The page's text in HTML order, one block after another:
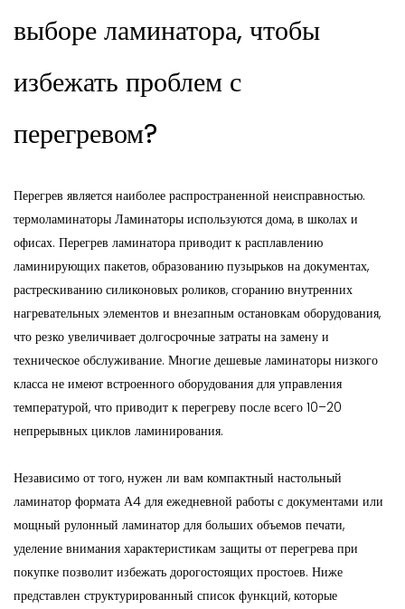
выборе ламинатора, чтобы
избежать проблем с
перегревом?
Перегрев является наиболее распространенной неисправностью.
термоламинаторы Ламинаторы используются дома, в школах и
офисах. Перегрев ламинатора приводит к расплавлению
ламинирующих пакетов, образованию пузырьков на документах,
растрескиванию силиконовых роликов, сгоранию внутренних
нагревательных элементов и внезапным остановкам оборудования,
что резко увеличивает долгосрочные затраты на замену и
техническое обслуживание. Многие дешевые ламинаторы низкого
класса не имеют встроенного оборудования для управления
температурой, что приводит к перегреву после всего 10–20
непрерывных циклов ламинирования.
Независимо от того, нужен ли вам компактный настольный
ламинатор формата А4 для ежедневной работы с документами или
мощный рулонный ламинатор для больших объемов печати,
уделение внимания характеристикам защиты от перегрева при
покупке позволит избежать дорогостоящих простоев. Ниже
представлен структурированный список функций, которые